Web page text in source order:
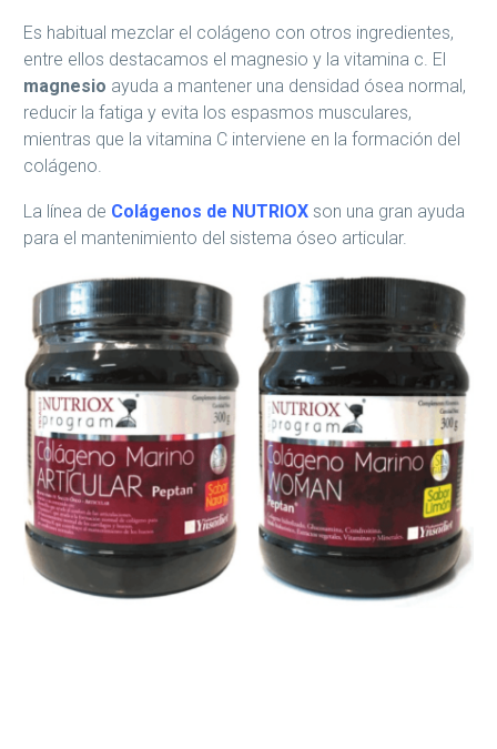
Es habitual mezclar el colágeno con otros ingredientes,
entre ellos destacamos el magnesio y la vitamina c. El
magnesio ayuda a mantener una densidad ósea normal,
reducir la fatiga y evita los espasmos musculares,
mientras que la vitamina C interviene en la formación del
colágeno.
La línea de Colágenos de NUTRIOX son una gran ayuda
para el mantenimiento del sistema óseo articular.